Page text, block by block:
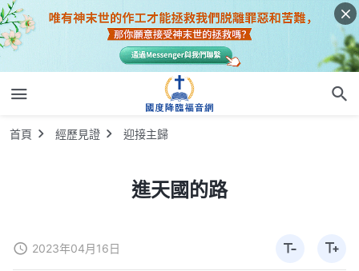
首頁 經歷見證 迎接主歸
進天國的路
2023年04月16日